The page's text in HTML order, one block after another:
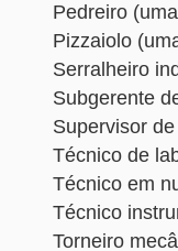
Pedreiro
Pizzaiolo
Serralheiro
Subgerente
Supervisor
Técnico de
Técnico em
Técnico
Torneiro